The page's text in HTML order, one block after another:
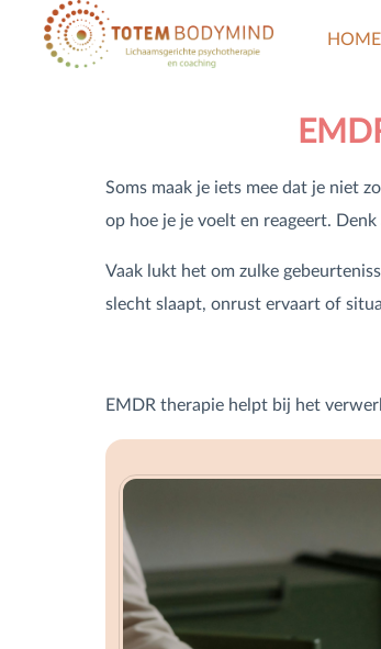
Soms maak je iets mee dat je niet
op hoe je je voelt en reageert.
Vaak lukt het om zulke
slecht slaapt, onrust ervaart of
EMDR therapie helpt bij het
HOME